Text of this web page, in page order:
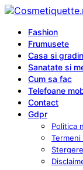
Fashion
Frumusete
Casa si
Sanatate si
Cum sa fac
Telefoane
Contact
Gdpr
Politica